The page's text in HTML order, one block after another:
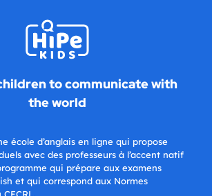
to communicate with
the world
école d’anglais en ligne qui propose
avec des professeurs à l’accent natif
qui prépare aux examens
et qui correspond aux Normes